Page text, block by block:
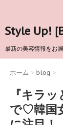
Style Up!
最新の美容情報をお
ホーム > blog >
『キラ
で♡韓国